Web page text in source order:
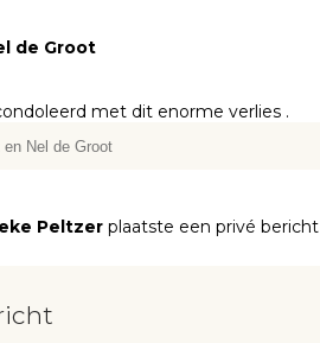
de Groot
met dit enorme verlies .
Peltzer plaatste een privé bericht